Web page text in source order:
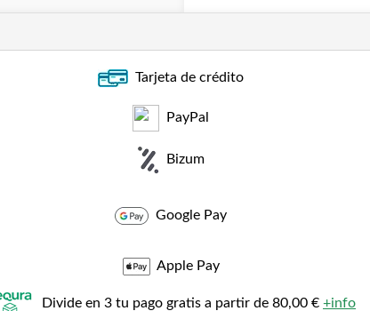
Tarjeta de crédito
PayPal
Bizum
Google Pay
Apple Pay
Divide en 3 tu pago gratis a partir de 80,00 € +info